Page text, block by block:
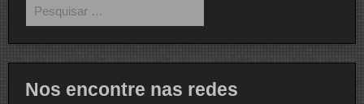
por:
Nos encontre nas redes